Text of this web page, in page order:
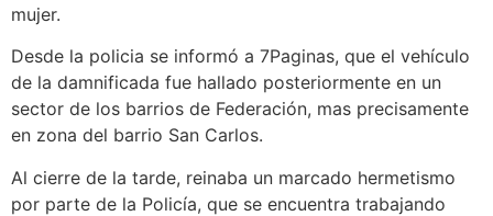
mujer.
Desde la policia se informó a 7Paginas, que el vehículo
de la damnificada fue hallado posteriormente en un
sector de los barrios de Federación, mas precisamente
en zona del barrio San Carlos.
Al cierre de la tarde, reinaba un marcado hermetismo
por parte de la Policía, que se encuentra trabajando